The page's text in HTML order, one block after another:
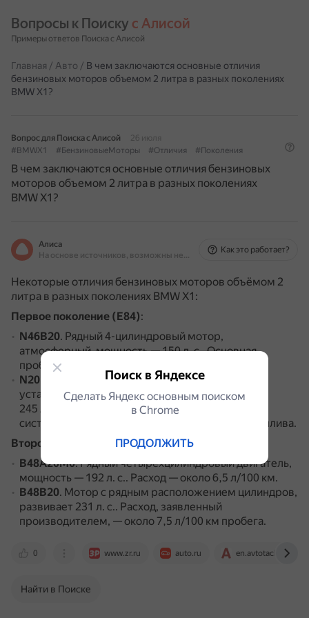
Вопросы к Поиску с Алисой
Примеры ответов Поиска с Алисой
Главная / Авто / В чем заключаются основные отличия
бензиновых моторов объемом 2 литра в разных поколениях
BMW X1?
Вопрос для Поиска с Алисой
26 июля
#BMWX1
#БензиновыеМоторы #Отличия #Поколения
В чем заключаются основные отличия бензиновых
моторов объемом 2 литра в разных поколениях
BMW X1?
Алиса
На основе источников, возможны неточности
Как это работает?
Некоторые отличия бензиновых моторов объёмом 2
литра в разных поколениях BMW X1:
Первое поколение (E84):
N46B20. Рядный 4-цилиндровый мотор,
атмосферный, мощность — 150 л. с..Основная
проблема — повышенный расход масла.
N20B20
Рядный 4-цилиндровый турбомотор,
устанавливался с 2011 года, мощность — 184–
245 л. с..
Наиболее слабые места — цепь ГРМ и
система питания, чувствительная к качеству топлива.
Второе поколение (F48):
B48A20M0.Рядный четырёхцилиндровый двигатель,
мощность — 192 л. с.. Расход — около 6,5 л/100 км.
B48B20. Мотор с рядным расположением цилиндров,
развивает 231 л. с.. Расход, заявленный
производителем, — около 7,5 л/100 км пробега.
0 www.zr.ru auto.ru en.avtotachki.com
Найти в Поиске
Поиск в Яндексе
Сделать Яндекс основным поиском
в Сhrome
ПРОДОЛЖИТЬ